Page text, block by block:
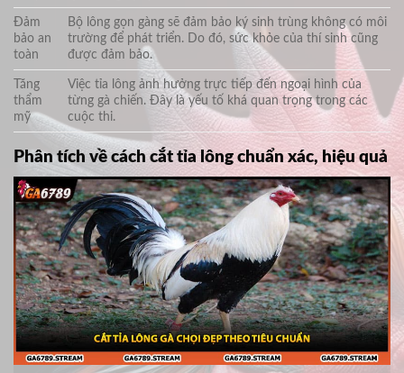
Đảm
bảo an
toàn
Bộ lông gọn gàng sẽ đảm bảo ký sinh trùng không có môi
trường để phát triển. Do đó, sức khỏe của thí sinh cũng
được đảm bảo.
Tăng
thẩm
mỹ
Việc tỉa lông ảnh hưởng trực tiếp đến ngoại hình của
từng gà chiến. Đây là yếu tố khá quan trọng trong các
cuộc thi.
Phân tích về cách cắt tỉa lông chuẩn xác, hiệu quả